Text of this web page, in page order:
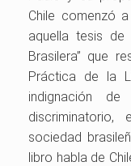
Chile comenzó
aquella tesis de
Brasilera” que
Práctica de la
indignación
sociedad
libro habla de